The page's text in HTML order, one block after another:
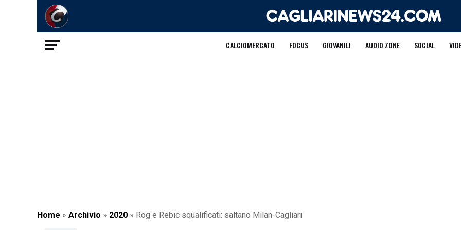
CALCIOMERCATO FOCUS GIOVANILI AUDIO ZONE SOCIAL
Home » Archivio » 2020 » Rog e Rebic squalificati: saltano Milan-Cagliari